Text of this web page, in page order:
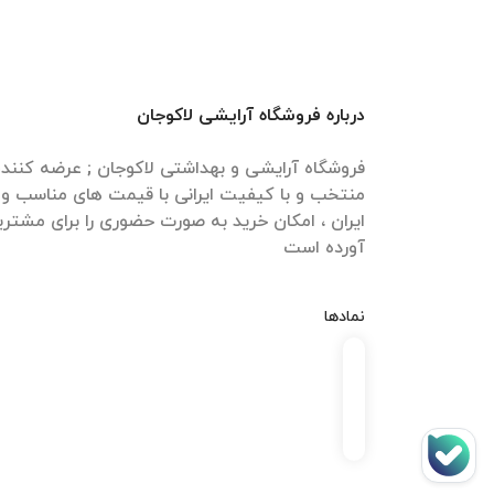
درباره فروشگاه آرایشی لاکوجان
فروشگاه آرایشی و بهداشتی لاکوجان ; عرضه
منتخب و با کیفیت ایرانی با قیمت های مناسب و
ایران ، امکان خرید به صورت حضوری را برای
آورده است
نمادها